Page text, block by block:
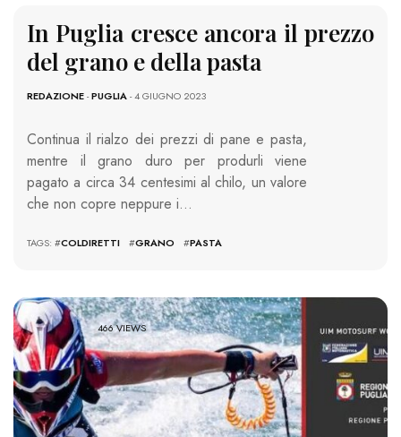
In Puglia cresce ancora il prezzo
del grano e della pasta
REDAZIONE-PUGLIA- 4 GIUGNO 2023
Continua il rialzo dei prezzi di pane e pasta,
mentre il grano duro per produrli viene
pagato a circa 34 centesimi al chilo, un valore
che non copre neppure i…
TAGS: #COLDIRETTI #GRANO #PASTA
466 VIEWS